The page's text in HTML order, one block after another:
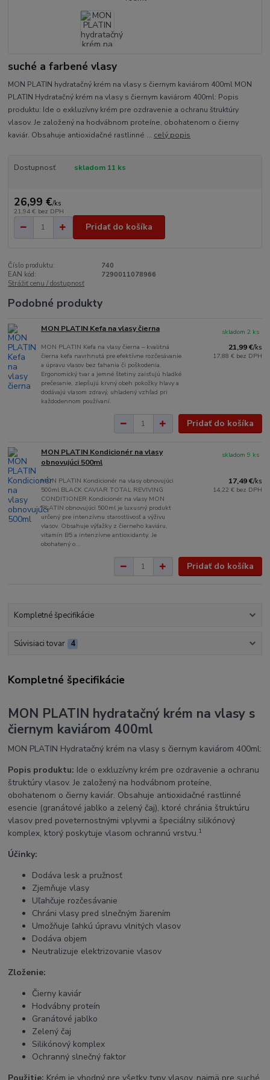
suché a farbené vlasy
MON PLATIN hydratačný krém na vlasy s čiernym kaviárom 400ml MON
PLATIN Hydratačný krém na vlasy s čiernym kaviárom 400ml: Popis
produktu: Ide o exkluzívny krém pre ozdravenie a ochranu štruktúry
vlasov. Je založený na hodvábnom proteíne, obohatenom o čierny
kaviár. Obsahuje antioxidačné rastlinné ... celý popis
Dostupnosť skladom 11 ks
26,99 €/ks
21,94 € bez DPH
Pridať do košíka
Číslo produktu:
740
EAN kód:
7290011078966
Strážiť cenu / dostupnosť
Podobné produkty
MON PLATIN Kefa na vlasy čierna
MON PLATIN Kefa na vlasy čierna – kvalitná
čierna kefa navrhnutá pre efektívne rozčesávanie
a úpravu vlasov bez ťahania či poškodenia.
Ergonomický tvar a jemné štetiny zaisťujú hladké
prečesanie, zlepšujú krvný obeh pokožky hlavy a
dodávajú vlasom zdravý, uhladený vzhľad pri
každodennom používaní.
21,99 €/ks
17,88 € bez DPH
skladom 2 ks
Pridať do košíka
MON PLATIN Kondicionér na vlasy
obnovujúci 500ml
MON PLATIN Kondicionér na vlasy obnovujúci
500ml BLACK CAVIAR TOTAL REVIVING
CONDITIONER Kondicionér na vlasy MON
PLATIN obnovujúci 500ml je luxusný produkt
určený pre intenzívnu starostlivosť a výživu
vlasov. Obsahuje výťažky z čierneho kaviáru,
vitamín B5 a intenzívne antioxidanty. Je
obohatený o...
17,49 €/ks
14,22 € bez DPH
skladom 9 ks
Pridať do košíka
Kompletné špecifikácie
Súvisiaci tovar 4
Kompletné špecifikácie
MON PLATIN hydratačný krém na vlasy s
čiernym kaviárom 400ml
MON PLATIN Hydratačný krém na vlasy s čiernym kaviárom 400ml:
Popis produktu: Ide o exkluzívny krém pre ozdravenie a ochranu
štruktúry vlasov. Je založený na hodvábnom proteíne,
obohatenom o čierny kaviár. Obsahuje antioxidačné rastlinné
esencie (granátové jablko a zelený čaj), ktoré chránia štruktúru
vlasov pred poveternostnými vplyvmi a špeciálny silikónový
komplex, ktorý poskytuje vlasom ochrannú vrstvu.1
Účinky:
Dodáva lesk a pružnosť
Zjemňuje vlasy
Uľahčuje rozčesávanie
Chráni vlasy pred slnečným žiarením
Umožňuje ľahkú úpravu vlnitých vlasov
Dodáva objem
Neutralizuje elektrizovanie vlasov
Zloženie:
Čierny kaviár
Hodvábny proteín
Granátové jablko
Zelený čaj
Silikónový komplex
Ochranný slnečný faktor